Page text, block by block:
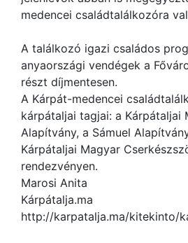
medencei családtalálkozóra
A találkozó igazi családos
anyaországi vendégek a
részt díjmentesen.
A Kárpát-medencei
kárpátaljai tagjai: a Kárpátaljai
Alapítvány, a Sámuel
Kárpátaljai Magyar
rendezvényen.
Marosi Anita
Kárpátalja.ma
http://karpatalja.ma/kitekinto/